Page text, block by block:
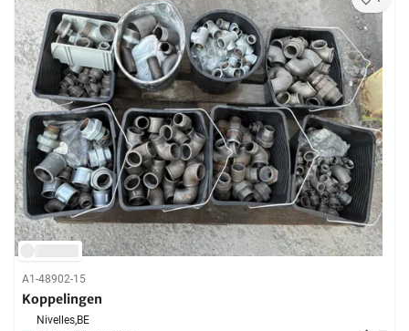
A1-48902-15
Koppelingen
Nivelles,BE